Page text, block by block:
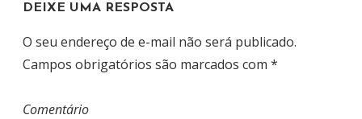
DEIXE UMA RESPOSTA
O seu endereço de e-mail não será publicado.
Campos obrigatórios são marcados com *
Comentário